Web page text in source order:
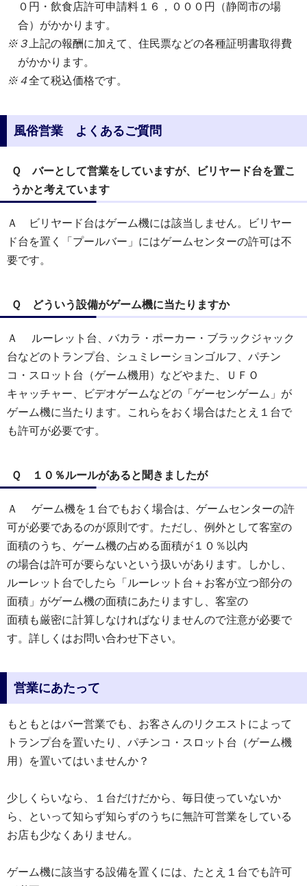
０円・飲食店許可申請料１６，０００円（静岡市の場
合）がかかります。
※３ 上記の報酬に加えて、住民票などの各種証明書取得費
がかかります。
※４全て税込価格です。
風俗営業 よくあるご質問
Ｑ バーとして営業をしていますが、ビリヤード台を置こ
うかと考えています
Ａ ビリヤード台はゲーム機には該当しません。ビリヤー
ド台を置く「プールバー」にはゲームセンターの許可は不
要です。
Ｑ どういう設備がゲーム機に当たりますか
Ａ ルーレット台、バカラ・ポーカー・ブラックジャック
台などのトランプ台、シュミレーションゴルフ、パチン
コ・スロット台（ゲーム機用）などやまた、ＵＦＯ
キャッチャー、ビデオゲームなどの「ゲーセンゲーム」が
ゲーム機に当たります。これらをおく場合はたとえ１台で
も許可が必要です。
Ｑ １０％ルールがあると聞きましたが
Ａ ゲーム機を１台でもおく場合は、ゲームセンターの許
可が必要であるのが原則です。ただし、例外として客室の
面積のうち、ゲーム機の占める面積が１０％以内
の場合は許可が要らないという扱いがあります。しかし、
ルーレット台でしたら「ルーレット台＋お客が立つ部分の
面積」がゲーム機の面積にあたりますし、客室の
面積も厳密に計算しなければなりませんので注意が必要で
す。詳しくはお問い合わせ下さい。
営業にあたって
もともとはバー営業でも、お客さんのリクエストによって
トランプ台を置いたり、パチンコ・スロット台（ゲーム機
用）を置いてはいませんか？
少しくらいなら、１台だけだから、毎日使っていないか
ら、といって知らず知らずのうちに無許可営業をしている
お店も少なくありません。
ゲーム機に該当する設備を置くには、たとえ１台でも許可